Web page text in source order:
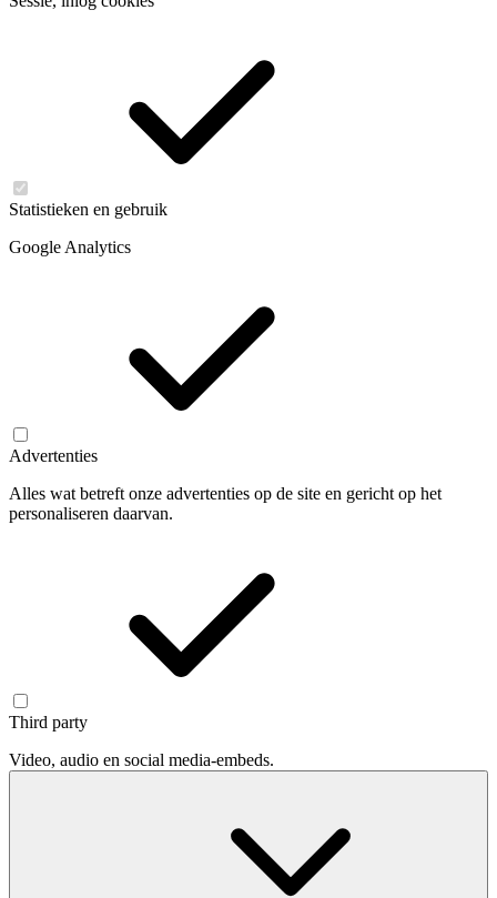
Statistieken en gebruik
Google Analytics
Advertenties
Alles wat betreft onze advertenties op de site en gericht op het
personaliseren daarvan.
Third party
Video, audio en social media-embeds.